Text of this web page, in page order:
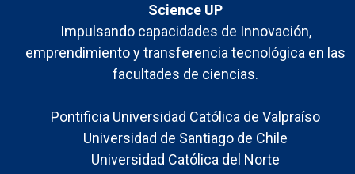
Science UP
Impulsando capacidades de Innovación,
emprendimiento y transferencia tecnológica en las
facultades de ciencias.
Pontificia Universidad Católica de Valpraíso
Universidad de Santiago de Chile
Universidad Católica del Norte